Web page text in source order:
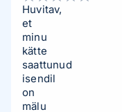
Huvitav,
et
minu
kätte
saattunud
isendil
on
mälu